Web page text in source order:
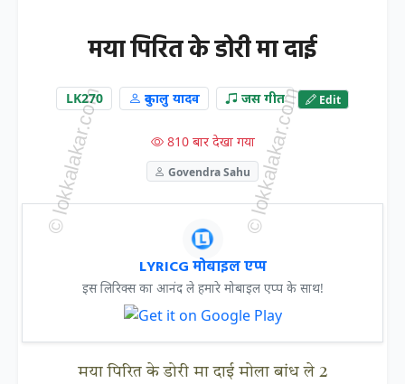
मया पिरित के डोरी मा दाई
LK270 दुकालु यादव जस गीत Edit
810 बार देखा गया
Govendra Sahu
LYRICG मोबाइल एप्प
इस लिरिक्स का आनंद ले हमारे मोबाइल एप्प के साथ!
मया पिरित के डोरी मा दाई मोला बांध ले 2